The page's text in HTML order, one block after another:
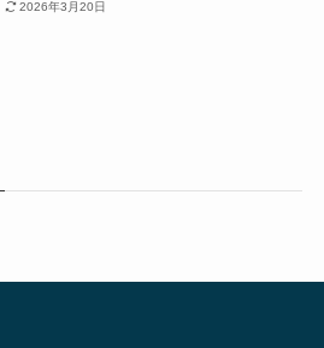
2026年3月20日